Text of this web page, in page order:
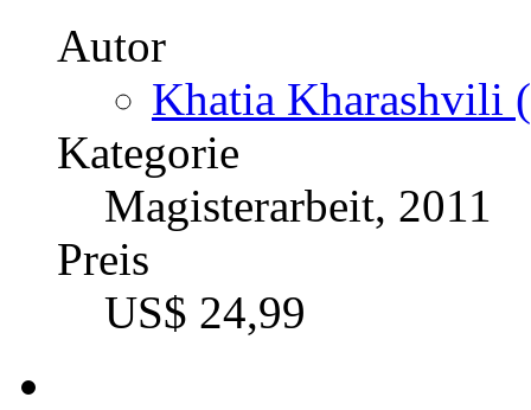
Autor
Khatia Kharashvili
Kategorie
Magisterarbeit, 2011
Preis
US$ 24,99